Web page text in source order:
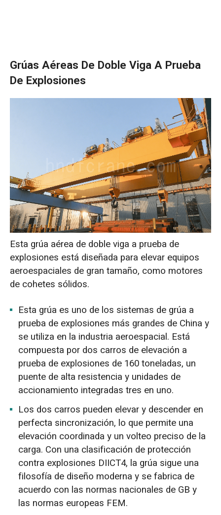
Grúas Aéreas De Doble Viga A Prueba
De Explosiones
Esta grúa aérea de doble viga a prueba de
explosiones está diseñada para elevar equipos
aeroespaciales de gran tamaño, como motores
de cohetes sólidos.
Esta grúa es uno de los sistemas de grúa a
prueba de explosiones más grandes de China y
se utiliza en la industria aeroespacial. Está
compuesta por dos carros de elevación a
prueba de explosiones de 160 toneladas, un
puente de alta resistencia y unidades de
accionamiento integradas tres en uno.
Los dos carros pueden elevar y descender en
perfecta sincronización, lo que permite una
elevación coordinada y un volteo preciso de la
carga. Con una clasificación de protección
contra explosiones DIICT4, la grúa sigue una
filosofía de diseño moderna y se fabrica de
acuerdo con las normas nacionales de GB y
las normas europeas FEM.